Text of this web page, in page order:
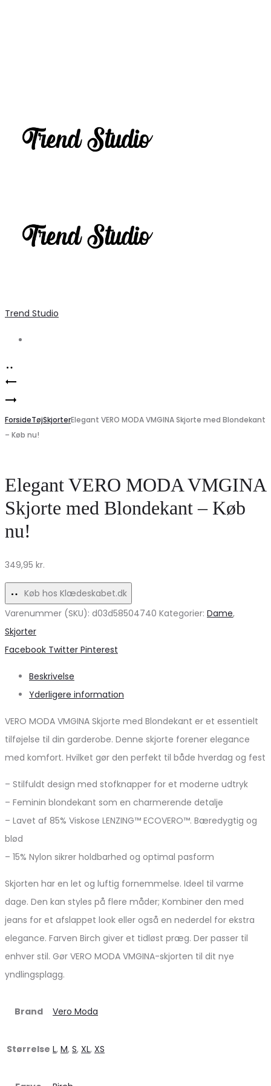
Trend Studio
Product
navigation
Blondebluse
–
Tilbud
til
Stilbevidste
Marta
Du
Château
Top
–
Hvid
til
Anledninger!
ForsideTøjSkjorterElegant VERO MODA VMGINA Skjorte med Blondekant
– Køb nu!
Elegant VERO MODA VMGINA
Skjorte med Blondekant – Køb
nu!
349,95 kr.
Køb hos Klædeskabet.dk
Varenummer (SKU): d03d58504740 Kategorier: Dame,
Skjorter
Share
Facebook Twitter Pinterest
Beskrivelse
Yderligere information
VERO MODA VMGINA Skjorte med Blondekant er et essentielt
tilføjelse til din garderobe. Denne skjorte forener elegance
med komfort. Hvilket gør den perfekt til både hverdag og fest
– Stilfuldt design med stofknapper for et moderne udtryk
– Feminin blondekant som en charmerende detalje
– Lavet af 85% Viskose LENZING™ ECOVERO™. Bæredygtig og
blød
– 15% Nylon sikrer holdbarhed og optimal pasform
Skjorten har en let og luftig fornemmelse. Ideel til varme
dage. Den kan styles på flere måder; Kombiner den med
jeans for et afslappet look eller også en nederdel for ekstra
elegance. Farven Birch giver et tidløst præg. Der passer til
enhver stil. Gør VERO MODA VMGINA-skjorten til dit nye
yndlingsplagg.
Brand Vero Moda
Størrelse L, M, S, XL, XS